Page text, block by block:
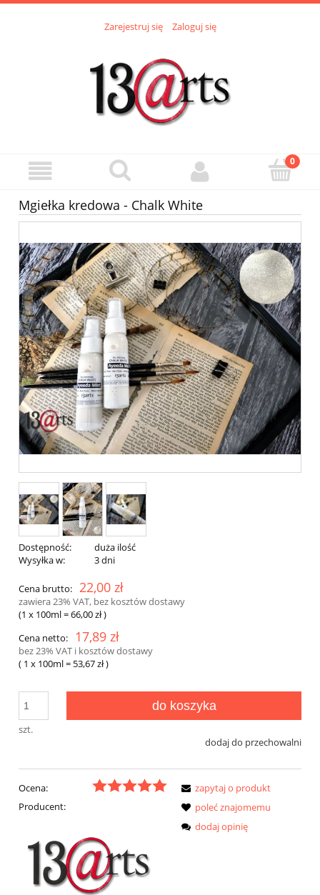
Zarejestruj się Zaloguj się
Mgiełka kredowa - Chalk White
Dostępność:
duża ilość
Wysyłka w:
3 dni
Cena brutto: 22,00 zł
zawiera 23% VAT, bez kosztów dostawy
(1 x 100ml=66,00 zł)
Cena netto:
17,89 zł
bez 23% VAT i kosztów dostawy
( 1 x 100ml= 53,67 zł)
szt.
do koszyka
dodaj do przechowalni
Ocena:
Producent:
zapytaj o produkt
poleć znajomemu
dodaj opinię